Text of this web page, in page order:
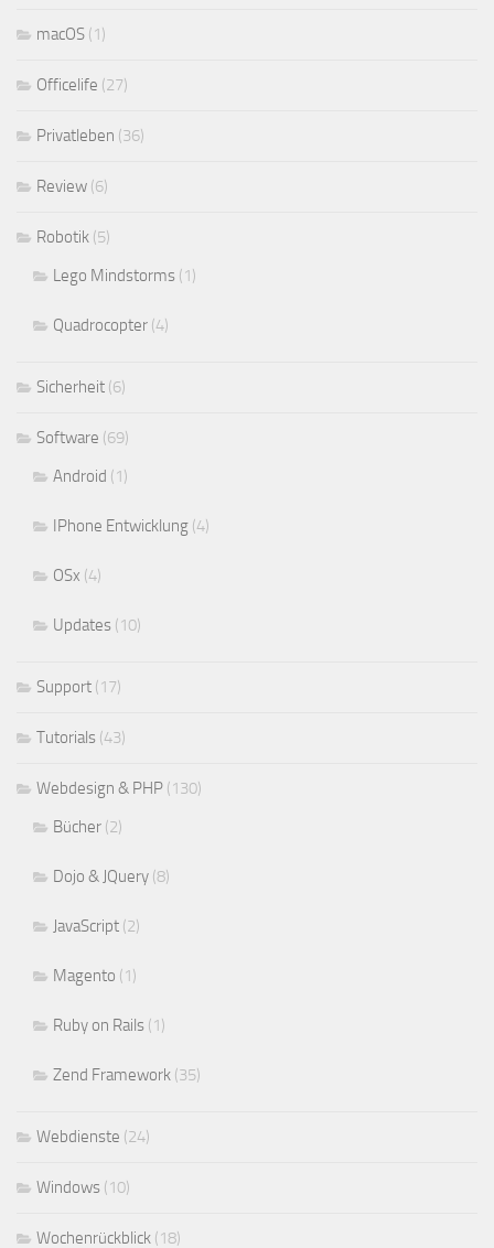
macOS (1)
Officelife (27)
Privatleben (36)
Review (6)
Robotik (5)
Lego Mindstorms (1)
Quadrocopter (4)
Sicherheit (6)
Software (69)
Android (1)
IPhone Entwicklung (4)
OSx (4)
Updates (10)
Support (17)
Tutorials (43)
Webdesign & PHP (130)
Bücher (2)
Dojo & JQuery (8)
JavaScript (2)
Magento (1)
Ruby on Rails (1)
Zend Framework (35)
Webdienste (24)
Windows (10)
Wochenrückblick (18)